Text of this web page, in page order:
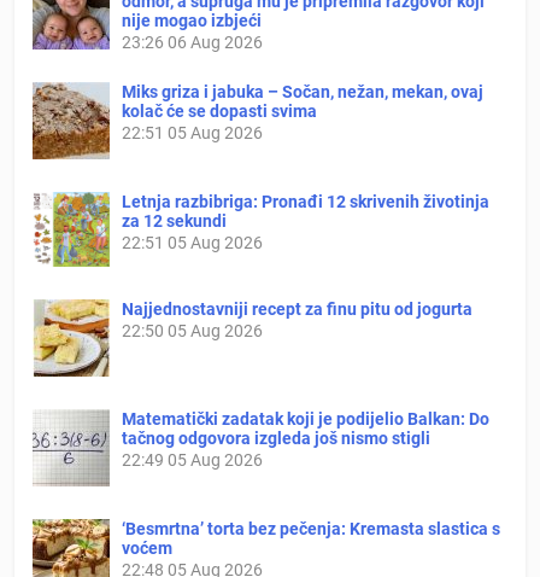
nije mogao izbjeći
23:26 06 Aug 2026
Miks griza i jabuka – Sočan, nežan, mekan, ovaj
kolač će se dopasti svima
22:51 05 Aug 2026
Letnja razbibriga: Pronađi 12 skrivenih životinja
za 12 sekundi
22:51 05 Aug 2026
Najjednostavniji recept za finu pitu od jogurta
22:50 05 Aug 2026
Matematički zadatak koji je podijelio Balkan: Do
tačnog odgovora izgleda još nismo stigli
22:49 05 Aug 2026
‘Besmrtna’ torta bez pečenja: Kremasta slastica s
voćem
22:48 05 Aug 2026